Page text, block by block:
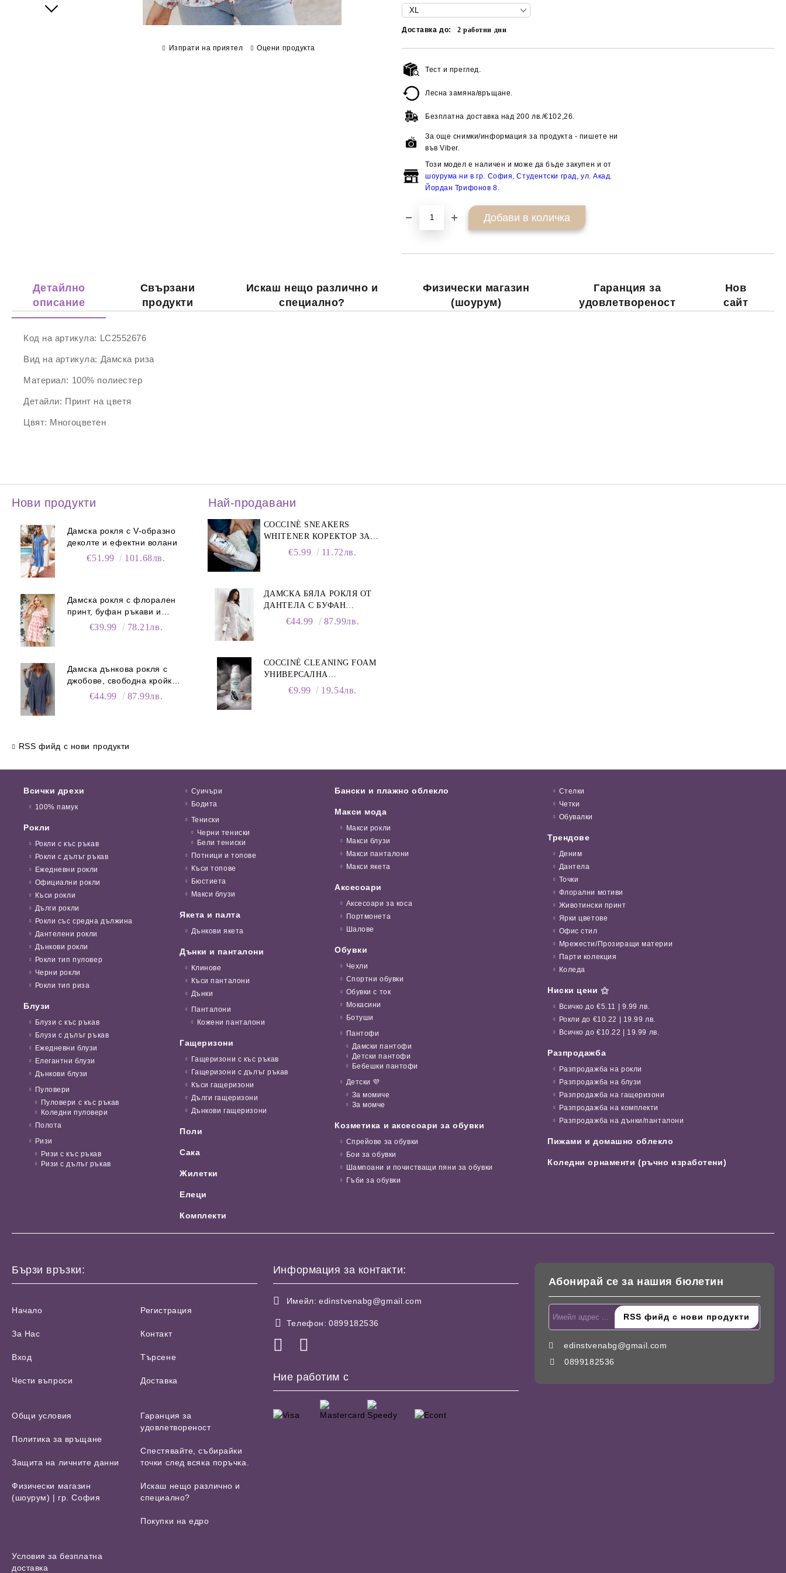
Доставка до: 2работни дни
Тест и преглед.
Лесна замяна/връщане.
Безплатна доставка над 200 лв./€102,26.
За още снимки/информация за продукта - пишете ни
във Viber.
Този модел е наличен и може да бъде закупен и от
шоурума ни в гр. София, Студентски град, ул. Акад.
Йордан Трифонов 8
Изпрати на приятел Оцени продукта
Детайлно
описание
Свързани
продукти
Искаш нещо различно и
специално?
Физически магазин
(шоурум)
Гаранция за
удовлетвореност
Нов
сайт
Код на артикула: LC2552676
Вид на артикула: Дамска риза
Материал: 100% полиестер
Детайли: Принт на цветя
Цвят: Многоцветен
Нови продукти
Дамска рокля с V-образно
деколте и ефектни волани
€51.99 101.68лв.
Дамска рокля с флорален
принт, буфан ръкави и
джобове€39.99 78.21лв.
Дамска дънкова рокля с
джобове, свободна кройка и
V-образно деколте
€44.99 87.99лв.
RSS фийд с нови продукти
Най-продавани
COCCINÈ SNEAKERS
WHITENER КОРЕКТОР ЗА
БЕЛИ МАРАТОНКИ, 75 ML
€5.99 11.72лв.
ДАМСКА БЯЛА РОКЛЯ ОТ
ДАНТЕЛА С БУФАН
РЪКАВИ И ЯКА
€44.99 87.99лв.
COCCINÉ CLEANING FOAM
УНИВЕРСАЛНА
ПОЧИСТВАЩА ПЯНА ЗА
€9.99 19.54лв.
Всички дрехи
100% памук
Рокли
Рокли с къс ръкав
Рокли с дълъг ръкав
Ежедневни рокли
Официални рокли
Къси рокли
Дълги рокли
Рокли със средна дължина
Дантелени рокли
Дънкови рокли
Рокли тип пуловер
Черни рокли
Рокли тип риза
Блузи
Блузи с къс ръкав
Блузи с дълъг ръкав
Ежедневни блузи
Елегантни блузи
Дънкови блузи
Пуловери
Пуловери с къс ръкав
Коледни пуловери
Полота
Ризи
Ризи с къс ръкав
Ризи с дълъг ръкав
Суичъри
Бодита
Тениски
Черни тениски
Бели тениски
Потници и топове
Къси топове
Бюстиета
Макси блузи
Якета и палта
Дънкови якета
Дънки и панталони
Клинове
Къси панталони
Дънки
Панталони
Кожени панталони
Гащеризони
Гащеризони с къс ръкав
Гащеризони с дълъг ръкав
Къси гащеризони
Дълги гащеризони
Дънкови гащеризони
Поли
Сака
Жилетки
Елеци
Комплекти
Бански и плажно облекло
Макси мода
Макси рокли
Макси блузи
Макси панталони
Макси якета
Аксесоари
Аксесоари за коса
Портмонета
Шалове
Обувки
Чехли
Спортни обувки
Обувки с ток
Мокасини
Ботуши
Пантофи
Дамски пантофи
Детски пантофи
Бебешки пантофи
Детски 💜
За момиче
За момче
Козметика и аксесоари за обувки
Спрейове за обувки
Бои за обувки
Шампоани и почистващи пяни за обувки
Гъби за обувки
Стелки
Четки
Обувалки
Трендове
Деним
Дантела
Точки
Флорални мотиви
Животински принт
Ярки цветове
Офис стил
Мрежести/Прозиращи материи
Парти колекция
Коледа
Ниски цени ⚝
Всичко до €5.11 | 9.99 лв.
Рокли до €10.22 | 19.99 лв.
Всичко до €10.22 | 19.99 лв.
Разпродажба
Разпродажба на рокли
Разпродажба на блузи
Разпродажба на гащеризони
Разпродажба на комплекти
Разпродажба на дънки/панталони
Пижами и домашно облекло
Коледни орнаменти (ръчно изработени)
Бързи връзки:
Начало
За Нас
Вход
Чести въпроси
Регистрация
Контакт
Търсене
Доставка
Общи условия
Политика за връщане
Защита на личните данни
Физически магазин
(шоурум) | гр. София
Гаранция за
удовлетвореност
Спестявайте, събирайки
точки след всяка поръчка.
Искаш нещо различно и
специално?
Покупки на едро
Условия за безплатна
доставка
Информация за контакти:
Имейл: edinstvenabg@gmail.com
Телефон: 0899182536
Ние работим с
Абонирай се за нашия бюлетин
edinstvenabg@gmail.com
0899182536